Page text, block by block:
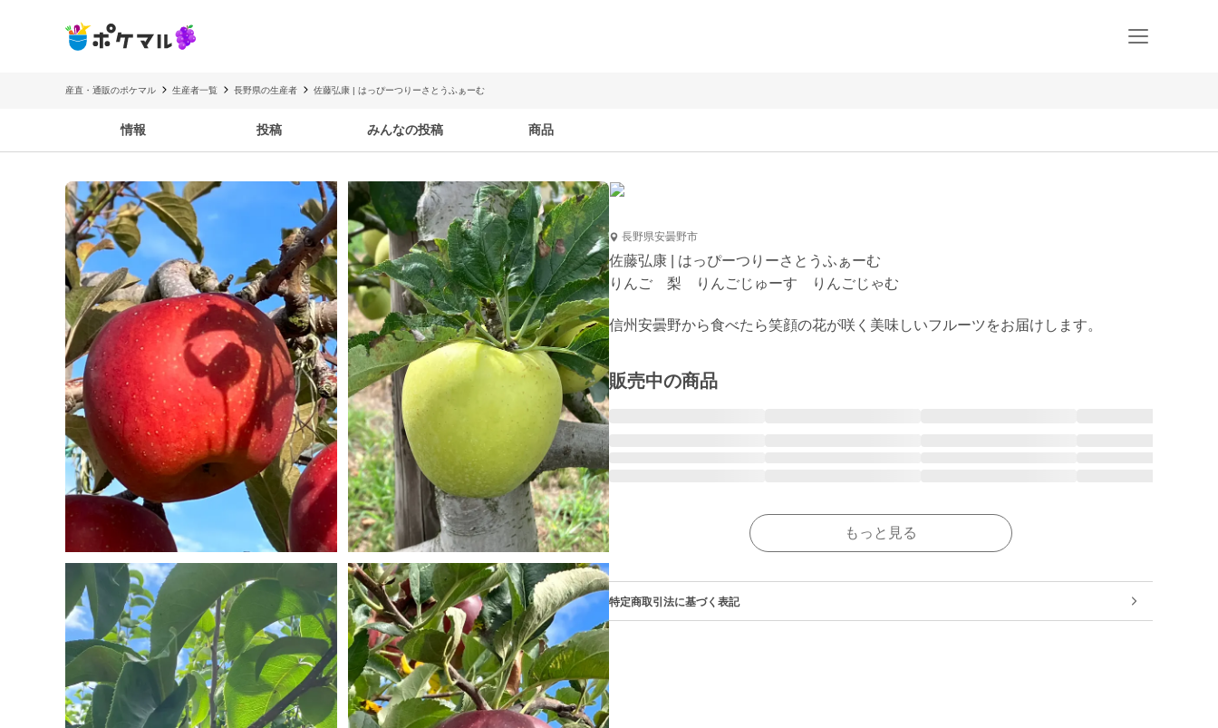
産直・通販のポケマル 生産者一覧 長野県の生産者 佐藤弘康 | はっぴーつりーさとうふぁーむ
情報 投稿 みんなの投稿 商品
長野県安曇野市
佐藤弘康 | はっぴーつりーさとうふぁーむ
りんご 梨 りんごじゅーす りんごじゃむ
信州安曇野から食べたら笑顔の花が咲く美味しいフルーツをお届けします。
販売中の商品
もっと見る
特定商取引法に基づく表記